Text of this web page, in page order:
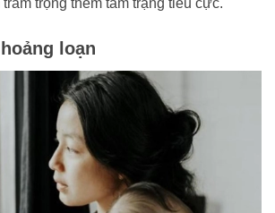
trọng thêm tâm trạng tiêu cực.
loạn